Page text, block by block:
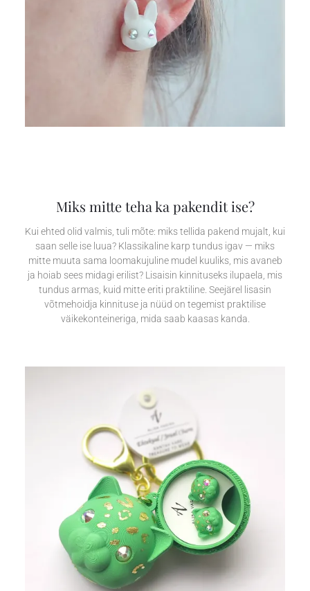
Miks mitte teha ka pakendit ise?
Kui ehted olid valmis, tuli mõte: miks tellida pakend mujalt, kui
saan selle ise luua? Klassikaline karp tundus igav — miks
mitte muuta sama loomakujuline mudel kuuliks, mis avaneb
ja hoiab sees midagi erilist? Lisaisin kinnituseks ilupaela, mis
tundus armas, kuid mitte eriti praktiline. Seejärel lisasin
võtmehoidja kinnituse ja nüüd on tegemist praktilise
väikekonteineriga, mida saab kaasas kanda.